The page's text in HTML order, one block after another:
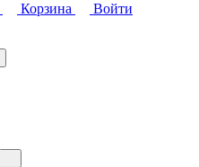
Корзина
Войти